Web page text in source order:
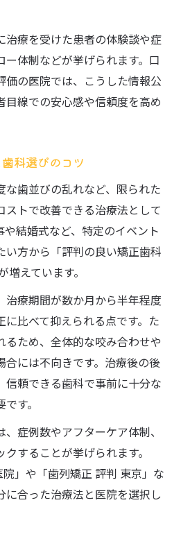
治療を受けた患者の体験談や症
体制などが挙げられます。口
価の医院では、こうした情報公
目線での安心感や信頼度を高め
科選びのコツ
歯並びの乱れなど、限られた
トで改善できる治療法として
結婚式など、特定のイベント
い方から「評判の良い矯正歯科
えています。
治療期間が数か月から半年程度
に比べて抑えられる点です。た
るため、全体的な咬み合わせや
には不向きです。治療後の後
信頼できる歯科で事前に十分な
す。
症例数やアフターケア体制、
することが挙げられます。
院」や「歯列矯正 評判 東京」な
に合った治療法と医院を選択し